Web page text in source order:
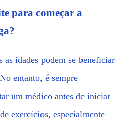
para começar a
as idades podem se beneficiar
entanto, é sempre
um médico antes de iniciar
exercícios, especialmente